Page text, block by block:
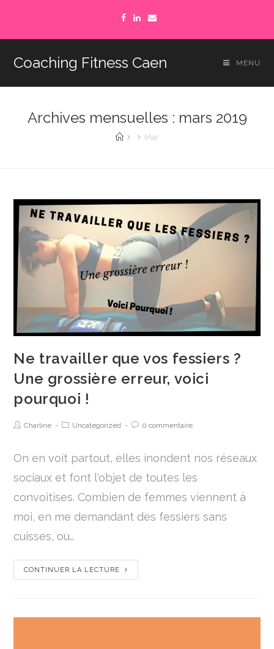
Coaching Fitness Caen MENU
Archives mensuelles : mars 2019
Mar
Ne travailler que vos fessiers ?
Une grossière erreur, voici
pourquoi !
Charline Uncategorized 0 commentaire
On en voit partout, elles inondent nos réseaux
sociaux et font l'objet de toutes les
convoitises. Combien de femmes viennent à
moi, en me demandant des fessiers sans
cuisses, ou…
CONTINUER LA LECTURE